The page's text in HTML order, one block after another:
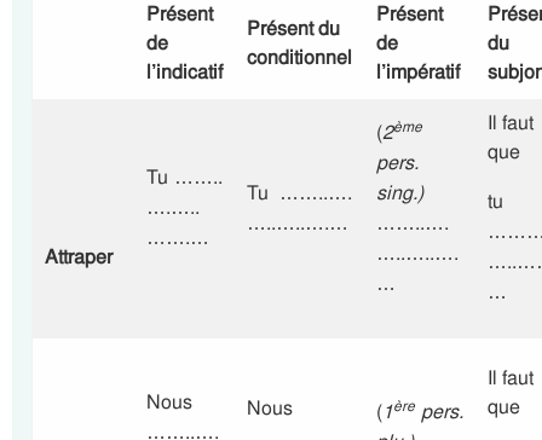
Présent
de
l’indicatif
Présent du
conditionnel
Présent
de
l’impératif
du
Attraper
Tu ……..
….…..
…….…
Tu ……..….
…..…..….…
(2ème
pers.
sing.)
……..….
…..…..….
…
Il faut
que
tu
…
Nous
……..….
Nous
(1ère pers.
Il faut
que